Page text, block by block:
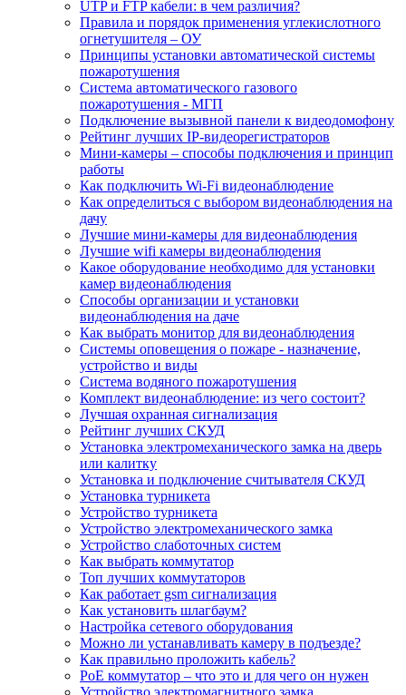
UTP и FTP кабели: в чем различия?
Правила и порядок применения углекислотного
огнетушителя – ОУ
Принципы установки автоматической системы
пожаротушения
Система автоматического газового
пожаротушения - МГП
Подключение вызывной панели к видеодомофону
Рейтинг лучших IP-видеорегистраторов
Мини-камеры – способы подключения и принцип
работы
Как подключить Wi-Fi видеонаблюдение
Как определиться с выбором видеонаблюдения на
дачу
Лучшие мини-камеры для видеонаблюдения
Лучшие wifi камеры видеонаблюдения
Какое оборудование необходимо для установки
камер видеонаблюдения
Способы организации и установки
видеонаблюдения на даче
Как выбрать монитор для видеонаблюдения
Системы оповещения о пожаре - назначение,
устройство и виды
Система водяного пожаротушения
Комплект видеонаблюдение: из чего состоит?
Лучшая охранная сигнализация
Рейтинг лучших СКУД
Установка электромеханического замка на дверь
или калитку
Установка и подключение считывателя СКУД
Установка турникета
Устройство турникета
Устройство электромеханического замка
Устройство слаботочных систем
Как выбрать коммутатор
Топ лучших коммутаторов
Как работает gsm сигнализация
Как установить шлагбаум?
Настройка сетевого оборудования
Можно ли устанавливать камеру в подъезде?
Как правильно проложить кабель?
PoE коммутатор – что это и для чего он нужен
Устройство электромагнитного замка